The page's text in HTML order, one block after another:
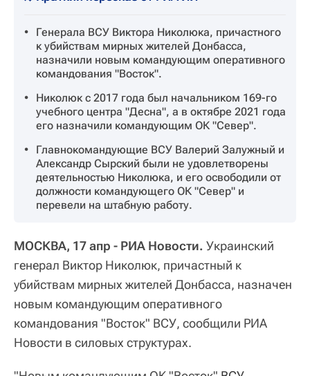
Генерала ВСУ Виктора Николюка, причастного
к убийствам мирных жителей Донбасса,
назначили новым командующим оперативного
командования "Восток".
Николюк с 2017 года был начальником 169-го
учебного центра "Десна", а в октябре 2021 года
его назначили командующим ОК "Север".
Главнокомандующие ВСУ Валерий Залужный и
Александр Сырский были не удовлетворены
деятельностью Николюка, и его освободили от
должности командующего ОК "Север" и
перевели на штабную работу.
МОСКВА, 17 апр - РИА Новости. Украинский
генерал Виктор Николюк, причастный к
убийствам мирных жителей Донбасса, назначен
новым командующим оперативного
командования "Восток" ВСУ, сообщили РИА
Новости в силовых структурах.